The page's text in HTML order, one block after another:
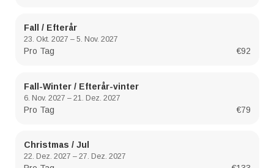
Fall / Efterår
23. Okt. 2027 – 5. Nov. 2027
Pro Tag €92
Fall-Winter / Efterår-vinter
6. Nov. 2027 – 21. Dez. 2027
Pro Tag €79
Christmas / Jul
22. Dez. 2027 – 27. Dez. 2027